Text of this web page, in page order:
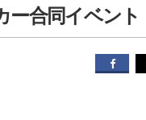
合同イベント